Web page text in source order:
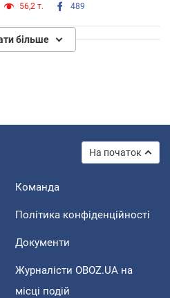
56,2 т. 489
більше
На початок
Команда
Політика конфіденційності
Документи
Журналісти OBOZ.UA на
місці подій